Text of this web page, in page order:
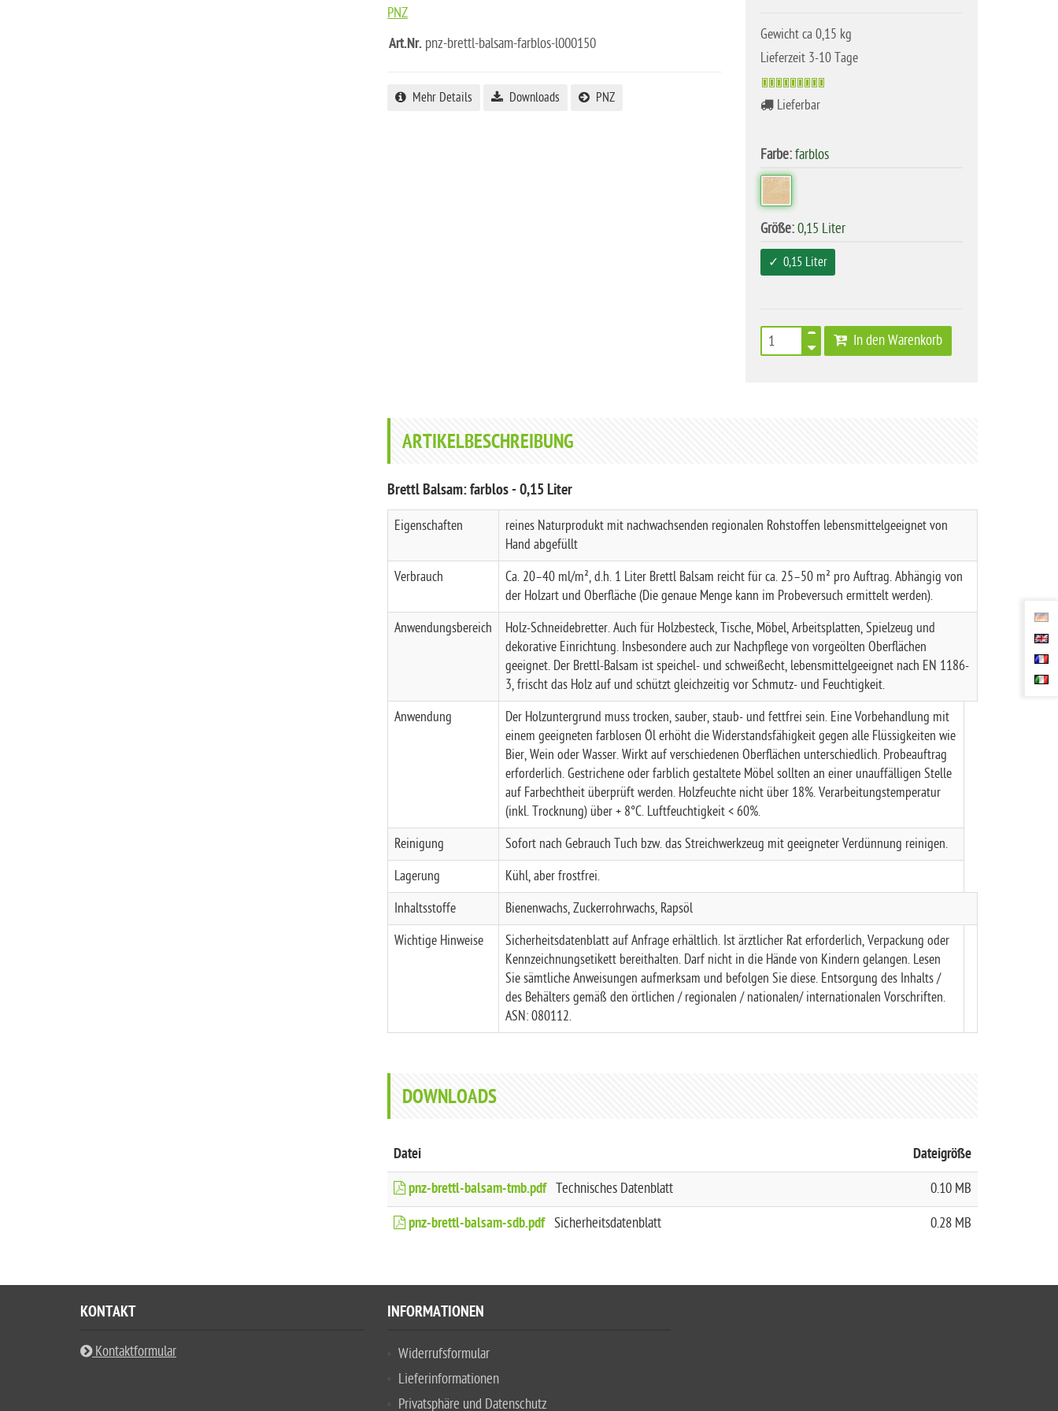
Gewicht ca 0,15 kg
Lieferzeit 3-10 Tage
Lieferbar
Farbe:farblos
Größe:0,15 Liter
0,15 Liter
In den Warenkorb
PNZ
Art.Nr. pnz-brettl-balsam-farblos-l000150
Mehr Details Downloads PNZ
ARTIKELBESCHREIBUNG
Brettl Balsam: farblos - 0,15 Liter
Eigenschaften reines Naturprodukt mit nachwachsenden regionalen Rohstoffen lebensmittelgeeignet von
Hand abgefüllt
Verbrauch
Ca. 20–40 ml/m², d.h. 1 Liter Brettl Balsam reicht für ca. 25–50 m² pro Auftrag. Abhängig von
der Holzart und Oberfläche (Die genaue Menge kann im Probeversuch ermittelt werden).
Anwendungsbereich
Holz-Schneidebretter. Auch für Holzbesteck, Tische, Möbel, Arbeitsplatten, Spielzeug und
dekorative Einrichtung. Insbesondere auch zur Nachpflege von vorgeölten Oberflächen
geeignet. Der Brettl-Balsam ist speichel- und schweißecht, lebensmittelgeeignet nach EN 1186-
3, frischt das Holz auf und schützt gleichzeitig vor Schmutz- und Feuchtigkeit.
Anwendung Der Holzuntergrund muss trocken, sauber, staub- und fettfrei sein. Eine Vorbehandlung mit
einem geeigneten farblosen Öl erhöht die Widerstandsfähigkeit gegen alle Flüssigkeiten wie
Bier, Wein oder Wasser. Wirkt auf verschiedenen Oberflächen unterschiedlich. Probeauftrag
erforderlich. Gestrichene oder farblich gestaltete Möbel sollten an einer unauffälligen Stelle
auf Farbechtheit überprüft werden. Holzfeuchte nicht über 18%. Verarbeitungstemperatur
(inkl. Trocknung) über + 8°C. Luftfeuchtigkeit < 60%.
Reinigung Sofort nach Gebrauch Tuch bzw. das Streichwerkzeug mit geeigneter Verdünnung reinigen.
Lagerung Kühl, aber frostfrei.
Inhaltsstoffe Bienenwachs, Zuckerrohrwachs, Rapsöl
Wichtige Hinweise
Sicherheitsdatenblatt auf Anfrage erhältlich. Ist ärztlicher Rat erforderlich, Verpackung oder
Kennzeichnungsetikett bereithalten. Darf nicht in die Hände von Kindern gelangen. Lesen
Sie sämtliche Anweisungen aufmerksam und befolgen Sie diese. Entsorgung des Inhalts /
des Behälters gemäß den örtlichen / regionalen / nationalen/ internationalen Vorschriften.
ASN: 080112.
DOWNLOADS
Datei
Dateigröße
pnz-brettl-balsam-tmb.pdf Technisches Datenblatt 0.10 MB
pnz-brettl-balsam-sdb.pdf Sicherheitsdatenblatt 0.28 MB
KONTAKT
Kontaktformular
INFORMATIONEN
Widerrufsformular
Lieferinformationen
Privatsphäre und Datenschutz